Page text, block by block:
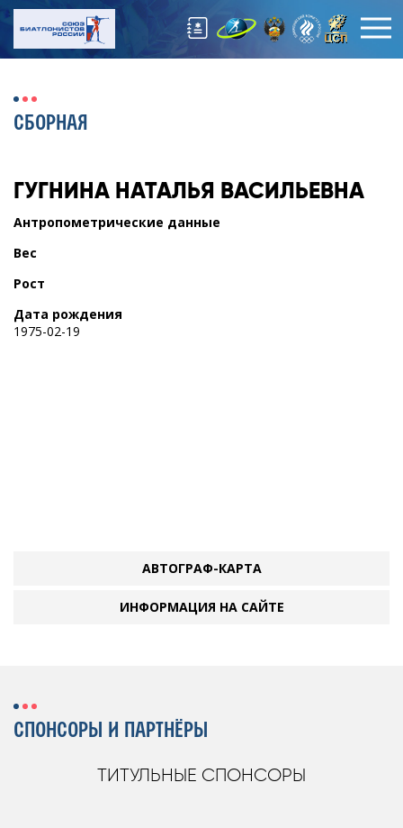
СБОРНАЯ
ГУГНИНА НАТАЛЬЯ ВАСИЛЬЕВНА
Антропометрические данные
Вес
Рост
Дата рождения
1975-02-19
АВТОГРАФ-КАРТА
ИНФОРМАЦИЯ НА САЙТЕ
СПОНСОРЫ И ПАРТНЁРЫ
ТИТУЛЬНЫЕ СПОНСОРЫ